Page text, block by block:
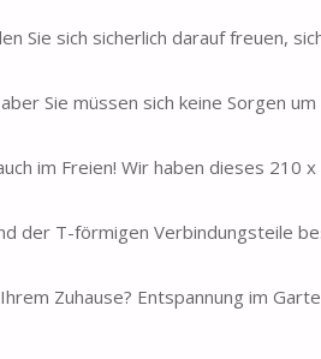
Sie sich sicherlich darauf freuen,
Sie müssen sich keine Sorgen
im Freien! Wir haben dieses 210
der T-förmigen Verbindungsteile
Zuhause? Entspannung im